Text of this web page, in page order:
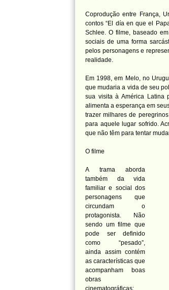
Coprodução entre França,
contos “El día en que el
Schlee. O filme, baseado
sociais de uma forma
pelos personagens e
realidade.
Em 1998, em Melo, no
que mudaria a vida de seu
sua visita à América Latina
alimenta a esperança em
trazer milhares de
para aquele lugar sofrido.
que não têm para tentar
O filme
A trama aborda
também da vida
familiar e social dos
personagens que
circundam o
protagonista. Não
sendo um filme que
pode ser definido
como “pesado”,
ainda assim contém
as características que
acompanham boas
obras
cinematográficas: